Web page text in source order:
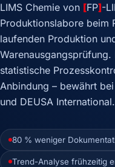
LIMS Chemie von [FP]-
Produktionslabore beim
laufenden Produktion
statistische
Anbindung – bewährt bei
und DEUSA International.
80 % weniger
Trend-Analyse frühzeitig